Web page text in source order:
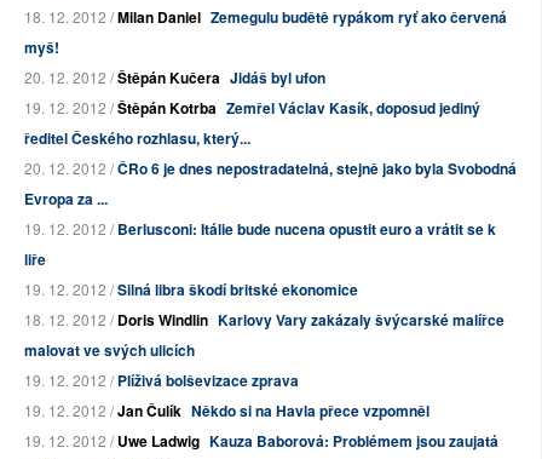
18. 12. 2012 /Milan Daniel Zemegulu budětě rypákom ryť ako červená
myš!
20. 12. 2012 /Štěpán Kučera Jidáš byl ufon
19. 12. 2012 /Štěpán Kotrba Zemřel Václav Kasík, doposud jediný
ředitel Českého rozhlasu, který...
20. 12. 2012 /ČRo 6 je dnes nepostradatelná, stejně jako byla Svobodná
Evropa za ...
19. 12. 2012 /Berlusconi: Itálie bude nucena opustit euro a vrátit se k
liře
19. 12. 2012 /Silná libra škodí britské ekonomice
18. 12. 2012 /Doris Windlin Karlovy Vary zakázaly švýcarské malířce
malovat ve svých ulicích
19. 12. 2012 /Plíživá bolševizace zprava
19. 12. 2012 /Jan Čulík Někdo si na Havla přece vzpomněl
19. 12. 2012 /Uwe Ladwig Kauza Baborová: Problémem jsou zaujatá